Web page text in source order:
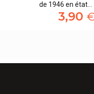
de 1946 en état…
3,90